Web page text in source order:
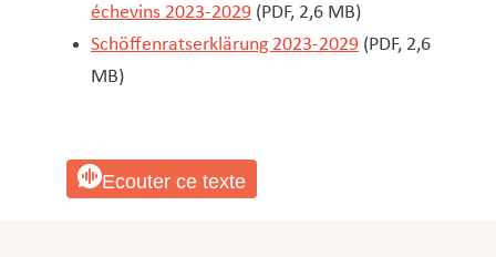
échevins 2023-2029 (PDF, 2,6 MB)
Schöffenratserklärung 2023-2029 (PDF, 2,6
MB)
Ecouter ce texte